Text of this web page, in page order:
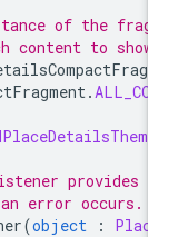
of the
content to
.
provides
an error occurs.
( object :